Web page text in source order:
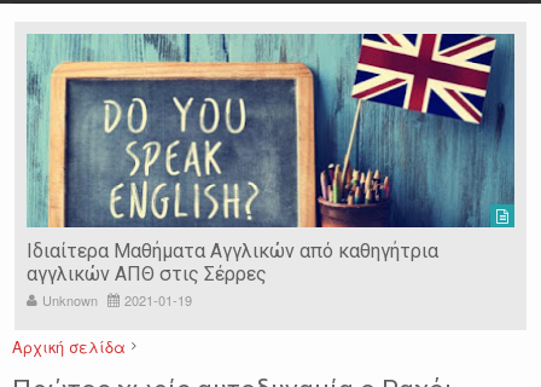
Ιδιαίτερα Μαθήματα Αγγλικών από καθηγήτρια
αγγλικών ΑΠΘ στις Σέρρες
Unknown 2021-01-19
Αρχική σελίδα
ΕΙΔΗΣΕΙΣ
ΕΚΛΟΓΕΣ ΙΣΠΑΝΙΑ ΚΟΣΜΟΣ
ΜΑΡΙΑΝΟ ΡΑΧΟΙ
ΤΥΧΑΙΕΣ ΑΝΑΡΤΗΣΕΙΣ/ΑΡΘΡΑ
Serres Racing Circuit
Panserraikos FC
Ikaroi B.C.